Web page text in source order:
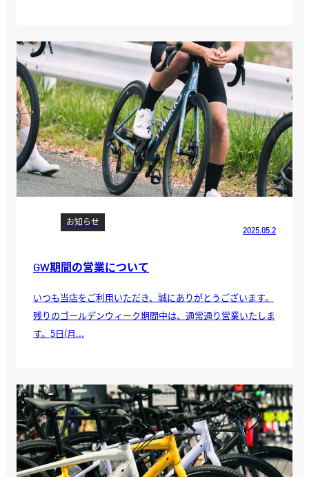
お知らせ
2025.05.2
GW期間の営業について
いつも当店をご利用いただき、誠にありがとうございます。
残りのゴールデンウィーク期間中は、通常通り営業いたしま
す。5日(月...